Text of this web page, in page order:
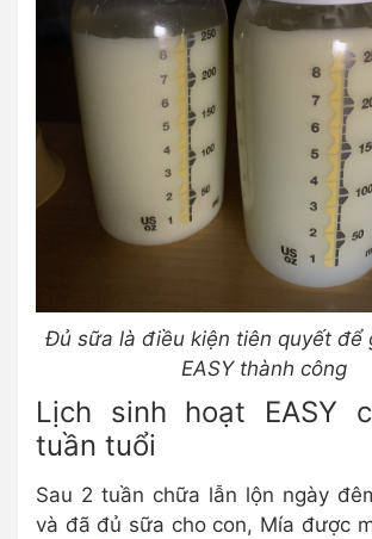
Đủ sữa là điều kiện tiên quyết để
EASY thành công
Lịch sinh hoạt EASY
tuần tuổi
Sau 2 tuần chữa lẫn lộn ngày
và đã đủ sữa cho con, Mía được